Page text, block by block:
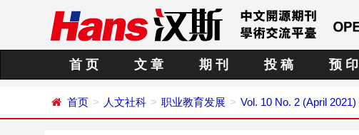
首 页 文 章 期 刊 投 稿 预 印
首页 人文社科 职业教育发展 Vol. 10 No. 2 (April 2021)